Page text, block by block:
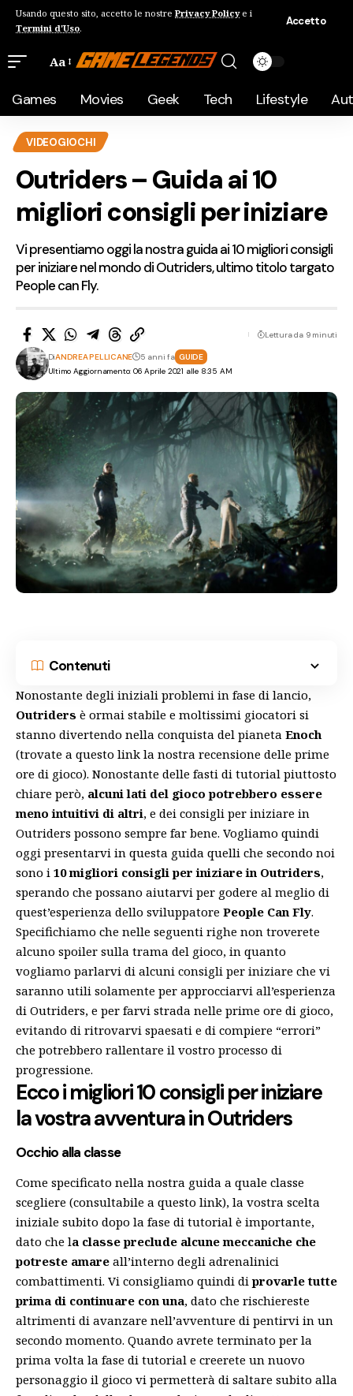
Usando questo sito, accetto le nostre Privacy Policye i
Termini d'Uso.
Accetto
Aa
Games Movies Geek Tech Lifestyle
VIDEOGIOCHI
Outriders – Guida ai 10
migliori consigli per iniziare
Vi presentiamo oggi la nostra guida ai 10 migliori consigli
per iniziare nel mondo di Outriders, ultimo titolo targato
People can Fly.
Ultimo Aggiornamento: 06 Aprile 2021 alle 8:35 AM
DiANDREA PELLICANE 5 anni fa GUIDE
Lettura da 9 minuti
Contenuti
Nonostante degli iniziali problemi in fase di lancio,
Outriders è ormai stabile e moltissimi giocatori si
stanno divertendo nella conquista del pianeta Enoch
(trovate a questo link la nostra recensione delle prime
ore di gioco). Nonostante delle fasti di tutorial piuttosto
chiare però, alcuni lati del gioco potrebbero essere
meno intuitivi di altri, e dei consigli per iniziare in
Outriders possono sempre far bene. Vogliamo quindi
oggi presentarvi in questa guida quelli che secondo noi
sono i 10 migliori consigli per iniziare in Outriders,
sperando che possano aiutarvi per godere al meglio di
quest’esperienza dello sviluppatore People Can Fly.
Specifichiamo che nelle seguenti righe non troverete
alcuno spoiler sulla trama del gioco, in quanto
vogliamo parlarvi di alcuni consigli per iniziare che vi
saranno utili solamente per approcciarvi all’esperienza
di Outriders, e per farvi strada nelle prime ore di gioco,
evitando di ritrovarvi spaesati e di compiere “errori”
che potrebbero rallentare il vostro processo di
progressione.
Ecco i migliori 10 consigli per iniziare
la vostra avventura in Outriders
Occhio alla classe
Come specificato nella nostra guida a quale classe
scegliere (consultabile a questo link), la vostra scelta
iniziale subito dopo la fase di tutorial è importante,
dato che la classe preclude alcune meccaniche che
potreste amare all’interno degli adrenalinici
combattimenti. Vi consigliamo quindi diprovarle tutte
prima di continuare con una, dato che rischiereste
altrimenti di avanzare nell’avventure di pentirvi in un
secondo momento. Quando avrete terminato per la
prima volta la fase di tutorial e creerete un nuovo
personaggio il gioco vi permetterà di saltare subito alla